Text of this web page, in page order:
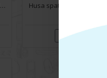
Husa spate pentru Samsung Galaxy A05s- Dinamic case
CUMPARA